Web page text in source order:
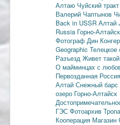
Алтаю Чуйский тракт
Валерий Чаптынов
Back in USSR Алтай
Russia Горно-
Фотограф Дин Конгер
Geographic Телецкое
Разъезд Живет
О майминцах с
Первозданная Россия
Алтай Снежный барс
озеро Горно-Алтайск
ГЭС Фотоархив
Кооперация Магазин